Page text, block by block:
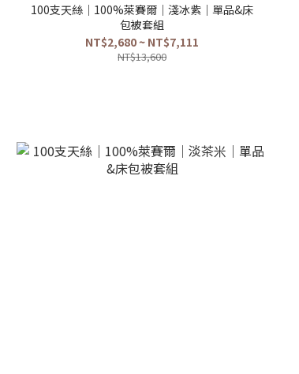
100支天絲｜100%萊賽爾｜淺冰紫｜單品&床
包被套組
NT$2,680 ~ NT$7,111
NT$13,600